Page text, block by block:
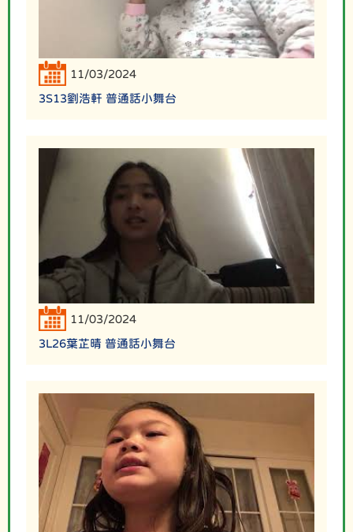
11/03/2024
3S13劉浩軒 普通話小舞台
11/03/2024
3L26葉芷晴 普通話小舞台